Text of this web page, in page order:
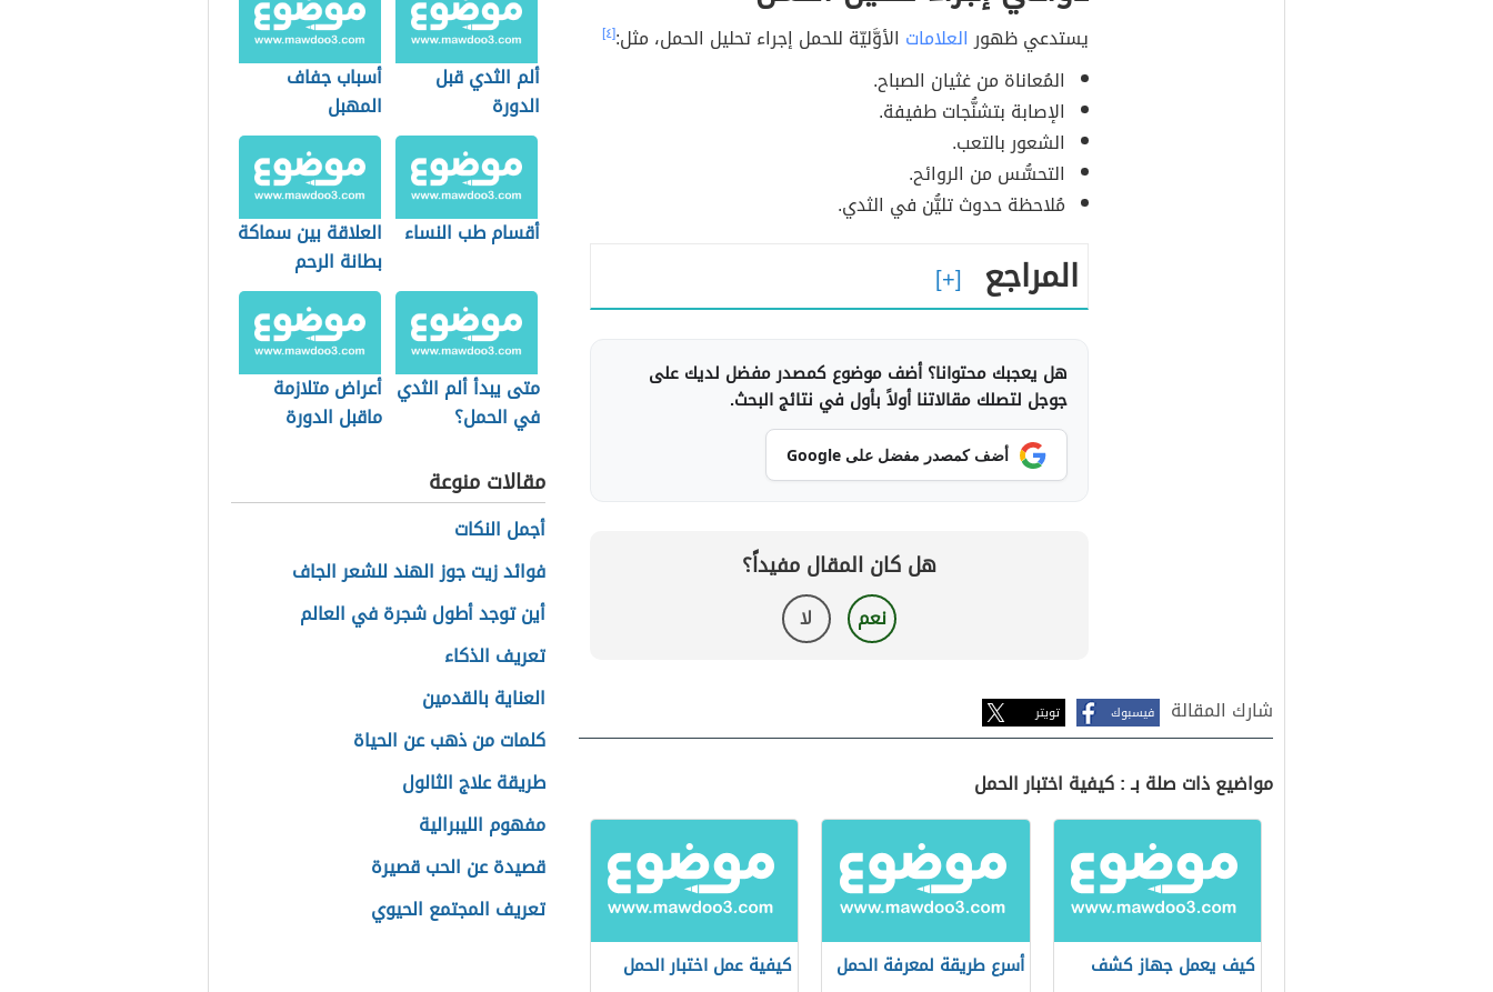
يستدعي ظهورالعلامات الأوَّليّة للحمل إجراء تحليل الحمل، مثل:[٤]
المُعاناة من غثيان الصباح.
الإصابة بتشنُّجات طفيفة.
الشعور بالتعب.
التحسُّس من الروائح.
مُلاحظة حدوث تليُّن في الثدي.
المراجع
هل يعجبك محتوانا؟ أضف موضوع كمصدر مفضل لديك على
جوجل لتصلك مقالاتنا أولاً بأول في نتائج البحث.
أضف كمصدر مفضل على Google
هل كان المقال مفيداً؟
نعم لا
شارك المقالة فيسبوك تويتر
مواضيع ذات صلة بـ : كيفية اختبار الحمل
كيف يعمل جهاز كشف
أسرع طريقة لمعرفة الحمل
كيفية عمل اختبار الحمل
ألم الثدي قبل
الدورة
أسباب جفاف
المهبل
أقسام طب النساء
العلاقة بين سماكة
بطانة الرحم
والحمل
متى يبدأ ألم الثدي
في الحمل؟
أعراض متلازمة
ماقبل الدورة
مقالات منوعة
أجمل النكات
فوائد زيت جوز الهند للشعر الجاف
أين توجد أطول شجرة في العالم
تعريف الذكاء
العناية بالقدمين
كلمات من ذهب عن الحياة
طريقة علاج الثالول
مفهوم الليبرالية
قصيدة عن الحب قصيرة
تعريف المجتمع الحيوي